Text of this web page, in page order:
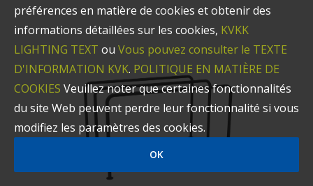
préférences en matière de cookies et obtenir des
informations détaillées sur les cookies, KVKK
LIGHTING TEXT ou Vous pouvez consulter le TEXTE
D'INFORMATION KVK. POLITIQUE EN MATIÈRE DE
COOKIES Veuillez noter que certaines fonctionnalités
du site Web peuvent perdre leur fonctionnalité si vous
modifiez les paramètres des cookies.
OK